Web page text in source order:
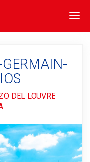
DEL LOUVRE